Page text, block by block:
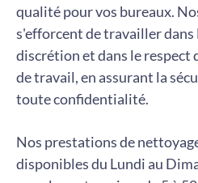
qualité pour vos bureaux.
s'efforcent de travailler dans
discrétion et dans le
de travail, en assurant la
toute confidentialité.
Nos prestations de
disponibles du Lundi au